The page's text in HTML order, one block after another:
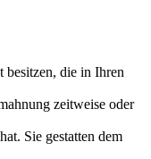
besitzen, die in Ihren
zeitweise oder
Sie gestatten dem